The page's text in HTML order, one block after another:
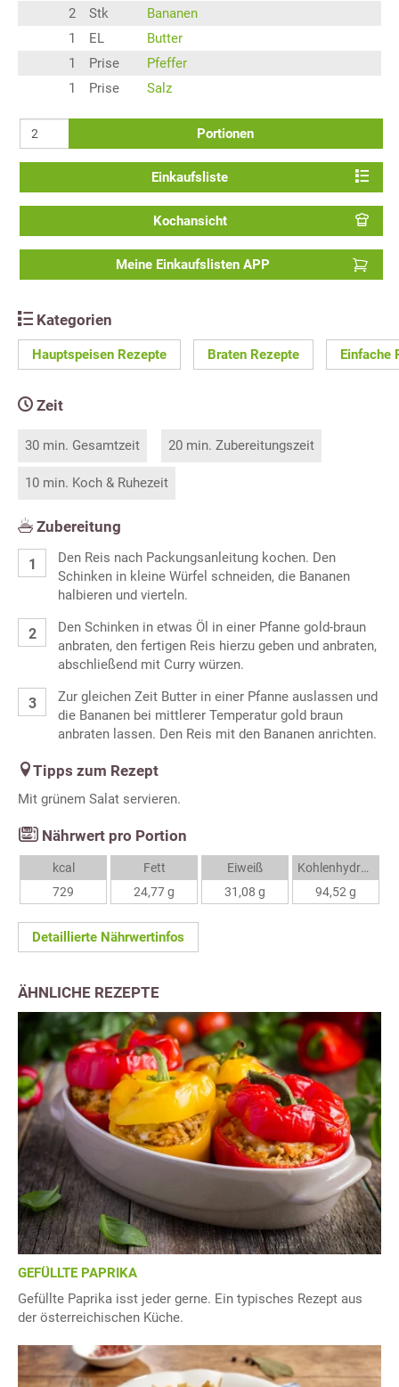
2
Stk
Bananen
1
EL
Butter
1
Prise
Pfeffer
1
Prise Salz
Portionen
Einkaufsliste
Kochansicht
Meine Einkaufslisten APP
Kategorien
Hauptspeisen Rezepte Braten Rezepte Einfache
Zeit
30 min. Gesamtzeit 20 min. Zubereitungszeit
10 min. Koch & Ruhezeit
Zubereitung
Den Reis nach Packungsanleitung kochen. Den
Schinken in kleine Würfel schneiden, die Bananen
halbieren und vierteln.
Den Schinken in etwas Öl in einer Pfanne gold-braun
anbraten, den fertigen Reis hierzu geben und anbraten,
abschließend mit Curry würzen.
Zur gleichen Zeit Butter in einer Pfanne auslassen und
die Bananen bei mittlerer Temperatur gold braun
anbraten lassen. Den Reis mit den Bananen anrichten.
Tipps zum Rezept
Mit grünem Salat servieren.
Nährwert pro Portion
kcal
729
Fett
24,77 g
Eiweiß
31,08 g
Kohlenhydrate
94,52 g
Detaillierte Nährwertinfos
ÄHNLICHE REZEPTE
GEFÜLLTE PAPRIKA
Gefüllte Paprika isst jeder gerne. Ein typisches Rezept aus
der österreichischen Küche.